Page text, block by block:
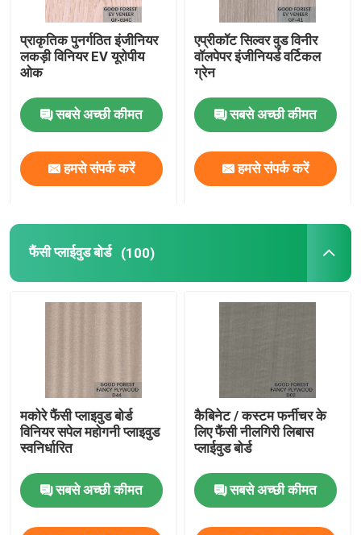
प्राकृतिक पुनर्गठित इंजीनियर
लकड़ी विनियर EV यूरोपीय
ओक
सबसे अच्छी कीमत
हमसे संपर्क करें
एप्रीकॉट सिल्वर वुड विनीर
वॉलपेपर इंजीनियर्ड वर्टिकल
ग्रेन
सबसे अच्छी कीमत
हमसे संपर्क करें
फैंसी प्लाईवुड बोर्ड (100)
मकोरे फैंसी प्लाइवुड बोर्ड
विनियर सपेल महोगनी प्लाइवुड
स्वनिर्धारित
सबसे अच्छी कीमत
कैबिनेट / कस्टम फर्नीचर के
लिए फैंसी नीलगिरी लिबास
प्लाईवुड बोर्ड
सबसे अच्छी कीमत